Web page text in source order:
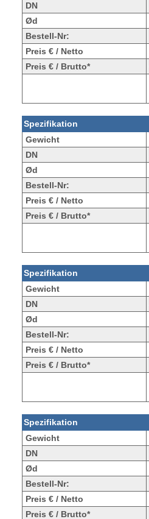
DN
Ød
Bestell-Nr:
Preis € / Netto
Preis € / Brutto*
Spezifikation
Gewicht
DN
Ød
Bestell-Nr:
Preis € / Netto
Preis € / Brutto*
Spezifikation
Gewicht
DN
Ød
Bestell-Nr:
Preis € / Netto
Preis € / Brutto*
Spezifikation
Gewicht
DN
Ød
Bestell-Nr:
Preis € / Netto
Preis € / Brutto*